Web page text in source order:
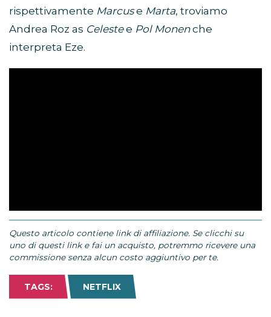
rispettivamente Marcuse Marta, troviamo
Andrea Roz as Celestee Pol Monenche
interpreta Eze.
Questo articolo contiene link di affiliazione. Se clicchi su
uno di questi link e fai un acquisto, potremmo ricevere una
commissione senza alcun costo aggiuntivo per te.
TAGS: NETFLIX